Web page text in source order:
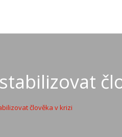
člověka v krizi